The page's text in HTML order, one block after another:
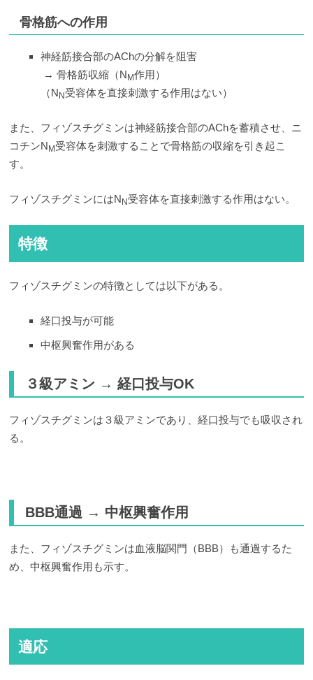
骨格筋への作用
神経筋接合部のAChの分解を阻害
→ 骨格筋収縮（NM作用）
（NN受容体を直接刺激する作用はない）
また、フィゾスチグミンは神経筋接合部のAChを蓄積させ、ニ
コチンNM受容体を刺激することで骨格筋の収縮を引き起こ
す。
フィゾスチグミンにはN N受容体を直接刺激する作用はない。
特徴
フィゾスチグミンの特徴としては以下がある。
経口投与が可能
中枢興奮作用がある
３級アミン → 経口投与OK
フィゾスチグミンは３級アミンであり、経口投与でも吸収され
る。
BBB通過 → 中枢興奮作用
また、フィゾスチグミンは血液脳関門（BBB）も通過するた
め、中枢興奮作用も示す。
適応